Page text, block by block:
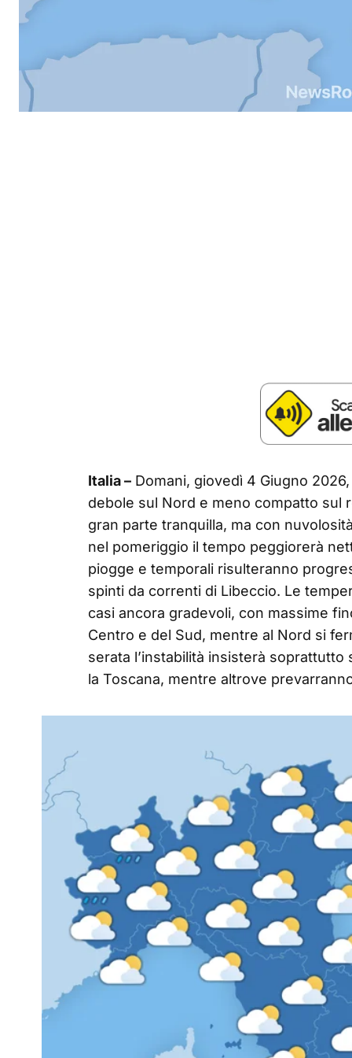
Italia – Domani, giovedì 4 Giugno
debole sul Nord e meno compatto sul
gran parte tranquilla, ma con
nel pomeriggio il tempo peggiorerà
piogge e temporali risulteranno
spinti da correnti di Libeccio. Le
casi ancora gradevoli, con massime
Centro e del Sud, mentre al Nord si
serata l’instabilità insisterà
la Toscana, mentre altrove